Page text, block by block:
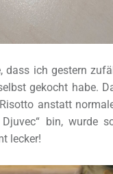
dass ich gestern
gekocht habe.
anstatt
bin, wurde
lecker!